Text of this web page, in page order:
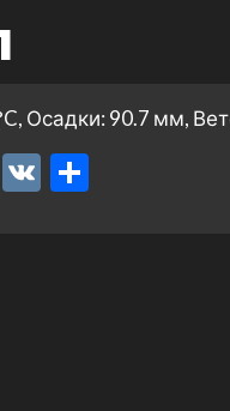
Осадки: 90.7 мм,
Viber
VK